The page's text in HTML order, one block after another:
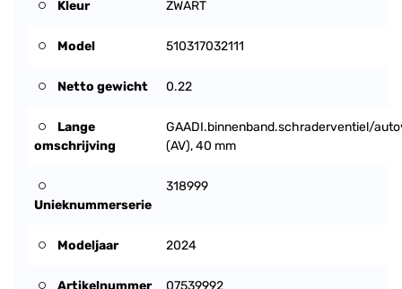
Kleur ZWART
Model 510317032111
Netto gewicht 0.22
Lange
omschrijving
GAADI.binnenband.schraderventiel/
(AV), 40 mm
Unieknummerserie
318999
Modeljaar 2024
Artikelnummer 07539992